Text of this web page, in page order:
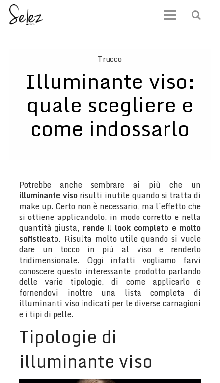
Trucco
Illuminante viso:
quale scegliere e
come indossarlo
Potrebbe anche sembrare ai più che un
illuminante visorisulti inutile quando si tratta di
make up. Certo non è necessario, ma l’effetto che
si ottiene applicandolo, in modo corretto e nella
quantità giusta, rende il look completo e molto
sofisticato. Risulta molto utile quando si vuole
dare un tocco in più al viso e renderlo
tridimensionale. Oggi infatti vogliamo farvi
conoscere questo interessante prodotto parlando
delle varie tipologie, di come applicarlo e
fornendovi inoltre una lista completa di
illuminanti viso indicati per le diverse carnagioni
e i tipi di pelle.
Tipologie di
illuminante viso